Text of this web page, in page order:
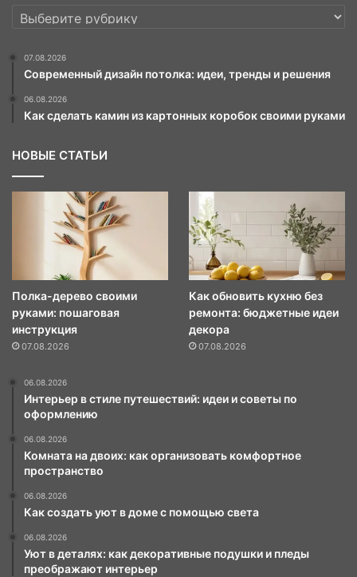
РУБРИКИ
07.08.2026
Современный дизайн потолка: идеи, тренды и решения
06.08.2026
Как сделать камин из картонных коробок своими руками
НОВЫЕ СТАТЬИ
Полка-дерево своими
руками: пошаговая
инструкция
07.08.2026
Как обновить кухню без
ремонта: бюджетные идеи
декора
07.08.2026
06.08.2026
Интерьер в стиле путешествий: идеи и советы по
оформлению
06.08.2026
Комната на двоих: как организовать комфортное
пространство
06.08.2026
Как создать уют в доме с помощью света
06.08.2026
Уют в деталях: как декоративные подушки и пледы
преображают интерьер